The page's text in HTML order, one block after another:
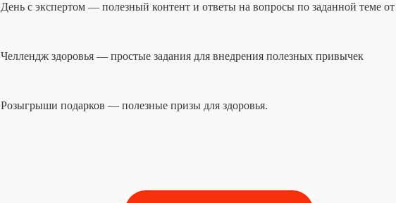
День с экспертом — полезный контент и ответы на вопросы по заданной теме от
Челлендж здоровья — простые задания для внедрения полезных привычек
Розыгрыши подарков — полезные призы для здоровья.